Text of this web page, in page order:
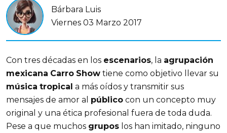
Bárbara Luis
Viernes 03 Marzo 2017
Con tres décadas en los escenarios, la agrupación
mexicana Carro Show tiene como objetivo llevar su
música tropical a más oídos y transmitir sus
mensajes de amor al público con un concepto muy
original y una ética profesional fuera de toda duda.
Pese a que muchos grupos los han imitado, ninguno